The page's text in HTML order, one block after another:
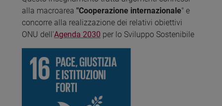
alla macroarea "Cooperazione internazionale" e
concorre alla realizzazione dei relativi obiettivi
ONU dell'Agenda 2030 per lo Sviluppo Sostenibile